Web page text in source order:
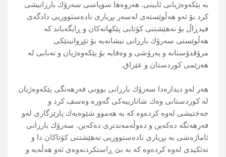
بە پێكەوەژیانی ئایینی. هەروەها سوپاسی سەرۆك بارزانیشی
كرد بۆ ئەو هەڵوێستەی لەسەر بڕیاری نادەستووریی دادگەی
فیدڕاڵ بۆ نەهێشتنی كۆتایی پێكهاتەكان و ڕایگەیاند كە
هەڵوێستی سەرۆك بارزانی نیشانەیە بۆ تێڕوانینێكی
مرۆڤدۆستانە و پەرۆشی و وەفایە بۆ پێكەوەژیان و تەبایی لە
هەرێمی كوردستان و عێراق.
هەر لەو دیدارەدا سەرۆك بارزانی بوونی فەرهەنگی پێكەوەژیان
لە كوردستانی وەك شانازییەكی گەورە وەسف كرد و
جەختیشی لەوە كردەوە كە بە هەموو شێوەیەك پارێزگاری لەو
فەرهەنگە دەكەین و دەوڵەمەندتری دەكەین. سەرۆك بارزانی
ئاماژەشی بە بڕیاری نادەستووریی نەهێشتنی كۆتاكان دا و
تەئكیدی لەوە كردەوە كە بە بێ ڕاستكردنەوەی ئەو هەڵەیە و